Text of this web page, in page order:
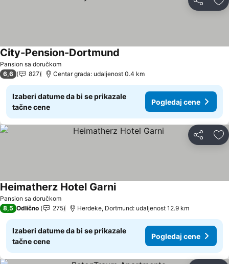
Deli
Pansion sa doručkom
City-Pension-Dortmund
6,6 827 Centar grada: udaljenost 0.4 km
Izaberi datume da bi se prikazale
tačne cene
Pogledaj cene
Deli
Pansion sa doručkom
Heimatherz Hotel Garni
8,5 Odlično 275 Herdeke, Dortmund: udaljenost 12.9 km
Izaberi datume da bi se prikazale
tačne cene
Pogledaj cene